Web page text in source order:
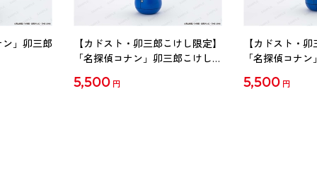
」卯三郎
【カドスト・卯三郎こけし限定】
「名探偵コナン」卯三郎こけし
5,500 円
【カドスト・
「名探偵コナ
5,500 円